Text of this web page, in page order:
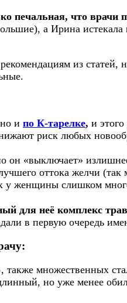
печальная, что врачи
а Ирина
из
и по К-тарелке, и
риск любых
он «выключает»
оттока желчи
женщины слишком
для неё комплекс
в первую очередь
, также множественных
но уже менее